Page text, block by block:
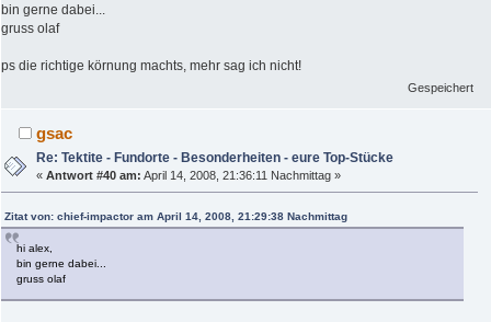
bin gerne dabei...
gruss olaf
ps die richtige körnung machts, mehr sag ich nicht!
Gespeichert
gsac
Re: Tektite - Fundorte - Besonderheiten - eure Top-Stücke
«Antwort #40 am: April 14, 2008, 21:36:11 Nachmittag »
Zitat von: chief-impactor am April 14, 2008, 21:29:38 Nachmittag
hi alex,
bin gerne dabei...
gruss olaf